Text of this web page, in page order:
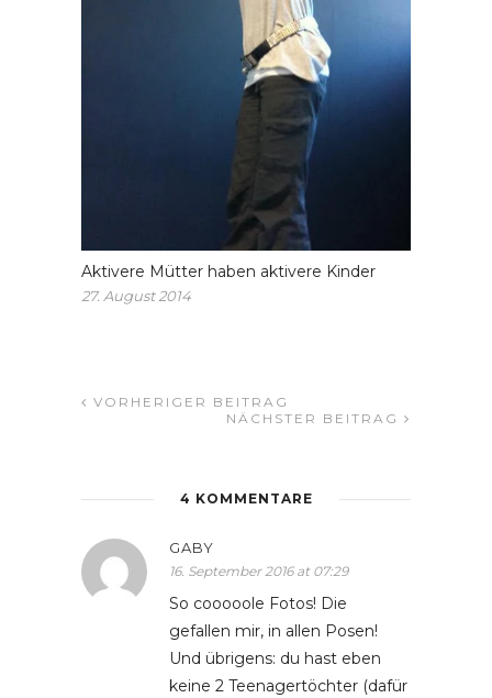
Aktivere Mütter haben aktivere Kinder
27. August 2014
VORHERIGER BEITRAG
NÄCHSTER BEITRAG
4 KOMMENTARE
GABY
16. September 2016 at 07:29
So cooooole Fotos! Die
gefallen mir, in allen Posen!
Und übrigens: du hast eben
keine 2 Teenagertöchter (dafür